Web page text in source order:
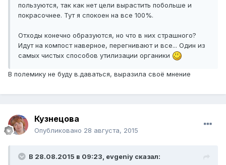
пользуются, так как нет цели вырастить побольше и
покрасочнее. Тут я спокоен на все 100%.
Отходы конечно образуются, но что в них страшного?
Идут на компост наверное, перегнивают и все... Один из
самых чистых способов утилизации органики
В полемику не буду в.даваться, выразила своё мнение
Кузнецова
Опубликовано 28 августа, 2015
В 28.08.2015 в 09:23, evgeniy сказал: